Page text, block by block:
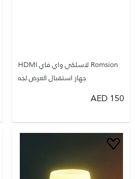
Romsion لاسلكي واي فاي HDMI
جهاز استقبال العرض لجه
150
AED